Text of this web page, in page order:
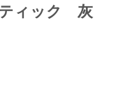
ィック 灰